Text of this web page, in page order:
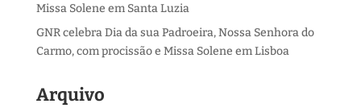
Missa Solene em Santa Luzia
GNR celebra Dia da sua Padroeira, Nossa Senhora do
Carmo, com procissão e Missa Solene em Lisboa
Arquivo